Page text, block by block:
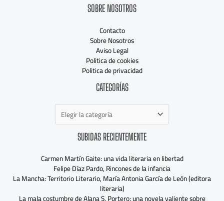
SOBRE NOSOTROS
Contacto
Sobre Nosotros
Aviso Legal
Politica de cookies
Politica de privacidad
CATEGORÍAS
SUBIDAS RECIENTEMENTE
Carmen Martín Gaite: una vida literaria en libertad
Felipe Díaz Pardo, Rincones de la infancia
La Mancha: Territorio Literario, María Antonia García de León (editora
literaria)